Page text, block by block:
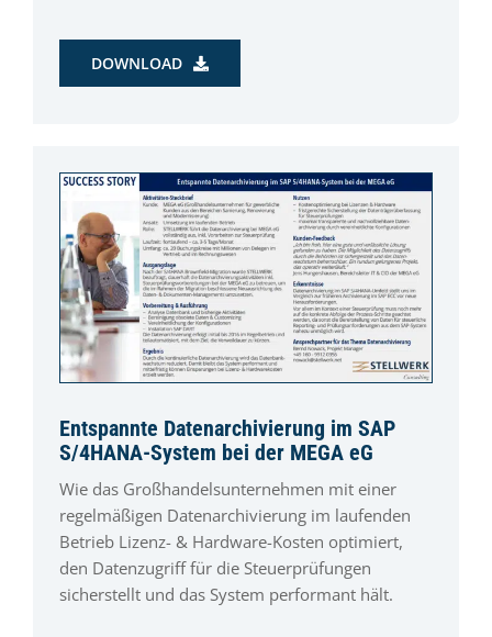
DOWNLOAD
Entspannte Datenarchivierung im SAP
S/4HANA-System bei der MEGA eG
Wie das Großhandelsunternehmen mit einer
regelmäßigen Datenarchivierung im laufenden
Betrieb Lizenz- & Hardware-Kosten optimiert,
den Datenzugriff für die Steuerprüfungen
sicherstellt und das System performant hält.